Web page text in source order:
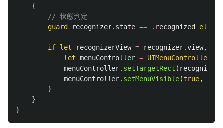
{
// 状態判定
guard
recognizer. state == . recognized else
if let recognizerView = recognizer.view,
let menuController = UIMenuController
menuController. setTargetRect (
menuController. setMenuVisible(true,
}
}
}